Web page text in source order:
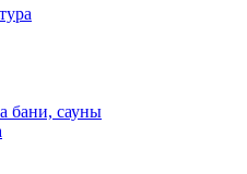
бани, сауны